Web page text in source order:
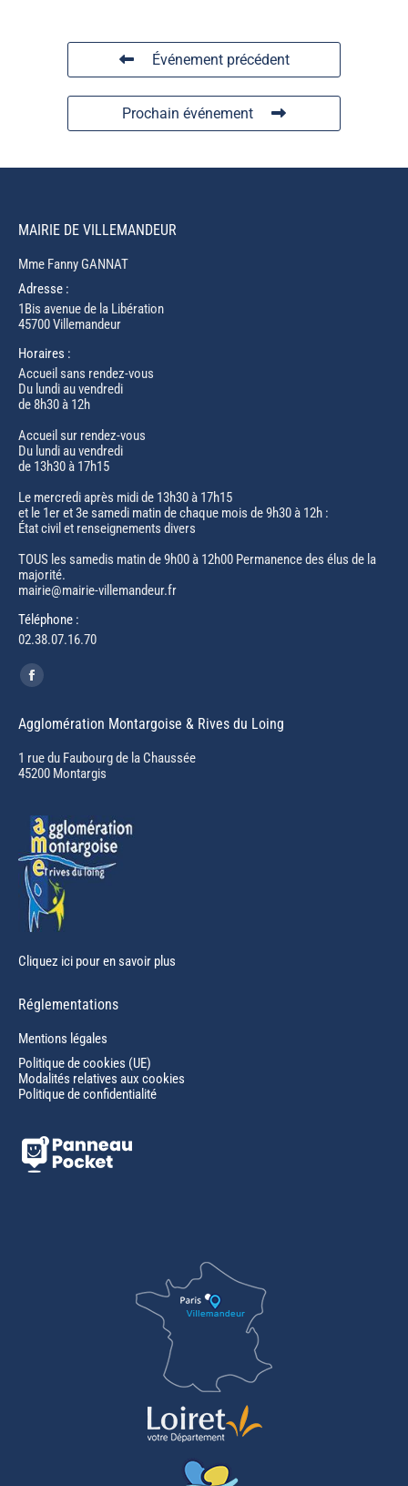
Événement précédent
Prochain événement
MAIRIE DE VILLEMANDEUR
Mme Fanny GANNAT
Adresse :
1Bis avenue de la Libération
45700 Villemandeur
Horaires :
Accueil sans rendez-vous
Du lundi au vendredi
de 8h30 à 12h
Accueil sur rendez-vous
Du lundi au vendredi
de 13h30 à 17h15
Le mercredi après midi de 13h30 à 17h15
et le 1er et 3e samedi matin de chaque mois de 9h30 à 12h :
État civil et renseignements divers
TOUS les samedis matin de 9h00 à 12h00 Permanence des élus de la
majorité.
mairie@mairie-villemandeur.fr
Téléphone :
02.38.07.16.70
Trouvez nous sur :
Facebook
opens
in
new
Agglomération Montargoise & Rives du Loing
1 rue du Faubourg de la Chaussée
45200 Montargis
Cliquez ici pour en savoir plus
Réglementations
Mentions légales
Politique de cookies (UE)
Modalités relatives aux cookies
Politique de confidentialité